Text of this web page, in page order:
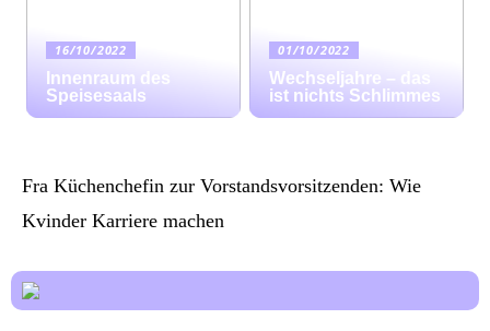
16/10/2022
Innenraum des
Speisesaals
01/10/2022
Wechseljahre – das
ist nichts Schlimmes
Fra Küchenchefin zur Vorstandsvorsitzenden: Wie
Kvinder Karriere machen